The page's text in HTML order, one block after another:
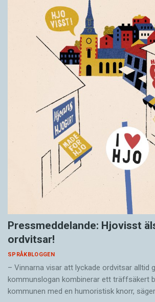
Pressmeddelande: Hjovisst
ordvitsar!
SPRÅKBLOGGEN
– Vinnarna visar att lyckade ordvitsar alltid
kommunslogan kombinerar ett träffsäkert
kommunen med en humoristisk knorr,